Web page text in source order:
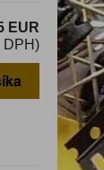
EUR
DPH)